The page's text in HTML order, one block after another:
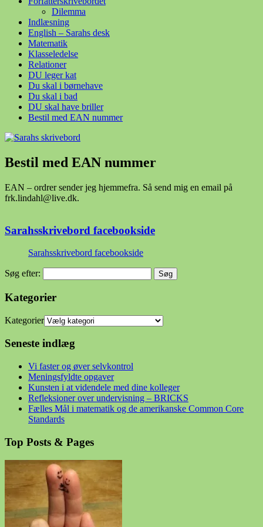
Dilemma
Indlæsning
English – Sarahs desk
Matematik
Klasseledelse
Relationer
DU leger kat
Du skal i børnehave
Du skal i bad
DU skal have briller
Bestil med EAN nummer
Bestil med EAN nummer
EAN – ordrer sender jeg hjemmefra. Så send mig en email på
frk.lindahl@live.dk.
Sarahsskrivebord facebookside
Sarahsskrivebord facebookside
Søg efter:
Kategorier
Kategorier
Seneste indlæg
Vi faster og øver selvkontrol
Meningsfyldte opgaver
Kunsten i at videndele med dine kolleger
Refleksioner over undervisning – BRICKS
Fælles Mål i matematik og de amerikanske Common Core
Standards
Top Posts & Pages